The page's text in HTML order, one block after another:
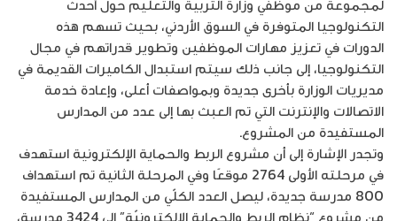
لمجموعة من موظفي وزارة التربية والتعليم حول أحدث
التكنولوجيا المتوفرة في السوق الأردني، بحيث تسهم هذه
الدورات في تعزيز مهارات الموظفين وتطوير قدراتهم في مجال
التكنولوجيا، إلى جانب ذلك سيتم استبدال الكاميرات القديمة في
مديريات الوزارة بأخرى جديدة وبمواصفات أعلى، وإعادة خدمة
الاتصالات والإنترنت التي تم العبث بها إلى عدد من المدارس
المستفيدة من المشروع.
وتجدر الإشارة إلى أن مشروع الربط والحماية الإلكترونية استهدف
في مرحلته الأولى 2764 موقعًا وفي المرحلة الثانية تم استهداف
800 مدرسة جديدة، ليصل العدد الكلّي من المدارس المستفيدة
من مشروع “نظام الربط والحماية الإلكترونيّة” إلى 3424 مدرسة،